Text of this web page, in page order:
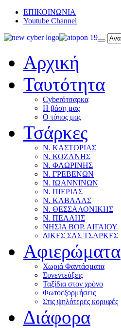
ΕΠΙΚΟΙΝΩΝΙΑ
Youtube Channel
Αρχική
Ταυτότητα
Cyberότσαρκα
Η βάση μας
Ο τόπος μας
Τσάρκες
Ν. ΚΑΣΤΟΡΙΑΣ
Ν. ΚΟΖΑΝΗΣ
Ν. ΦΛΩΡΙΝΗΣ
Ν. ΓΡΕΒΕΝΩΝ
Ν. ΙΩΑΝΝΙΝΩΝ
Ν. ΠΙΕΡΙΑΣ
Ν. ΚΑΒΑΛΑΣ
Ν. ΘΕΣΣΑΛΟΝΙΚΗΣ
Ν. ΠΕΛΛΗΣ
ΝΗΣΙΑ ΒΟΡ. ΑΙΓΑΙΟΥ
ΔΙΚΕΣ ΣΑΣ ΤΣΑΡΚΕΣ
Αφιερώματα
Χωριά Φαντάσματα
Συνεντεύξεις
Ταξίδια στον χρόνο
Φωτοεξορμήσεις
Στις ψηλότερες κορυφές
Διάφορα